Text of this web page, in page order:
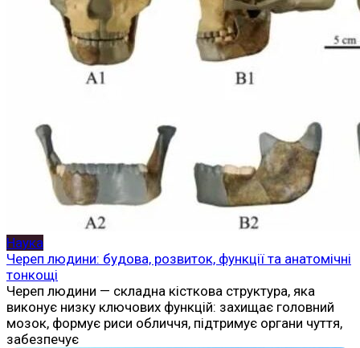
Наука
Череп людини: будова, розвиток, функції та анатомічні
тонкощі
Череп людини — складна кісткова структура, яка
виконує низку ключових функцій: захищає головний
мозок, формує риси обличчя, підтримує органи чуття,
забезпечує